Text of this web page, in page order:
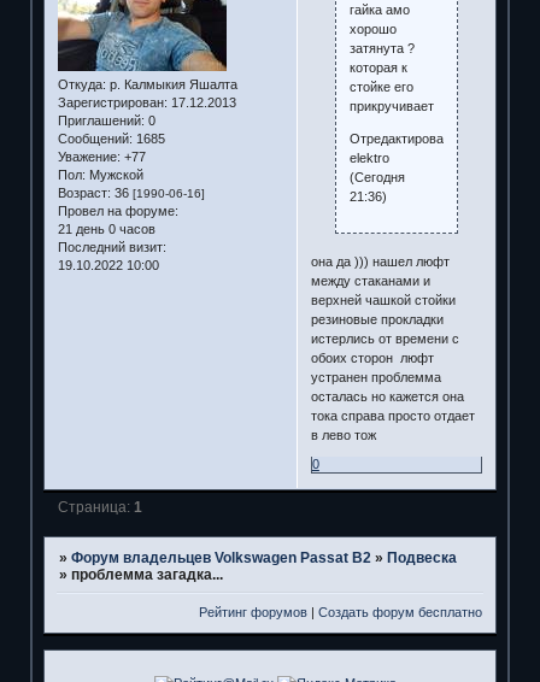
Откуда: р. Калмыкия Яшалта
Зарегистрирован: 17.12.2013
Приглашений: 0
Сообщений: 1685
Уважение: +77
Пол: Мужской
Возраст: 36 [1990-06-16]
Провел на форуме:
21 день 0 часов
Последний визит:
19.10.2022 10:00
гайка амо
хорошо
затянута ?
которая к
стойке его
прикручивает
Отредактировано
elektro
(Сегодня
21:36)
она да ))) нашел люфт
между стаканами и
верхней чашкой стойки
резиновые прокладки
истерлись от времени с
обоих сторон люфт
устранен проблемма
осталась но кажется она
тока справа просто отдает
в лево тож
0
Страница: 1
» Форум владельцев Volkswagen Passat B2 » Подвеска
» проблемма загадка...
Рейтинг форумов |Создать форум бесплатно